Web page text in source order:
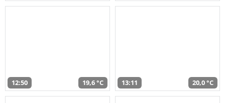
12:50 19,6 °C 13:11 20,0 °C